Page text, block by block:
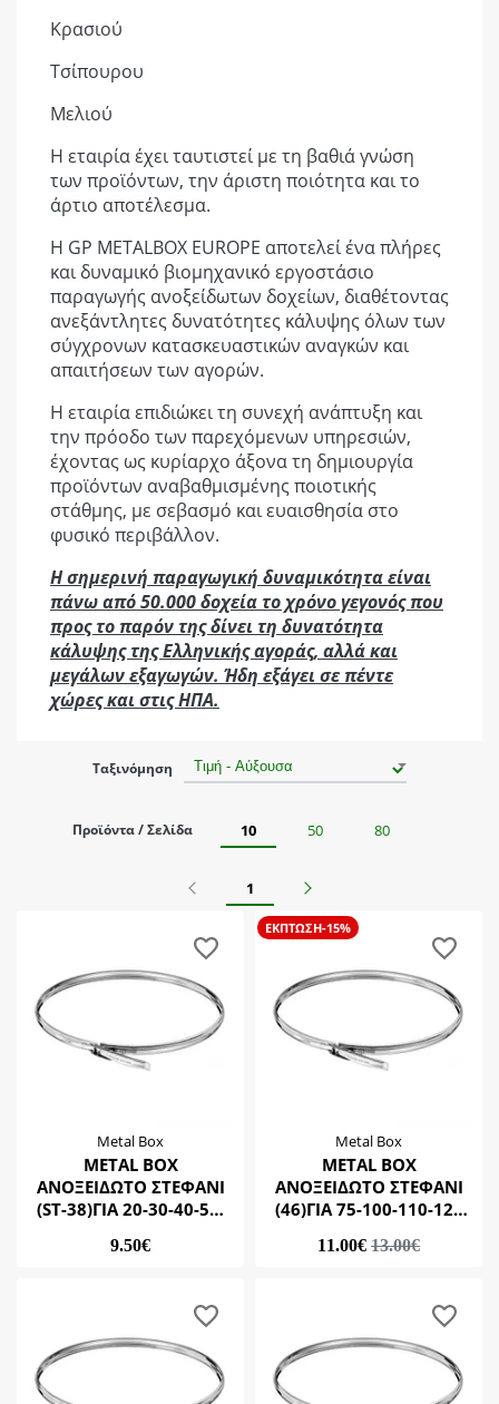
Κρασιού
Τσίπουρου
Μελιού
Η εταιρία έχει ταυτιστεί με τη βαθιά γνώση
των προϊόντων, την άριστη ποιότητα και το
άρτιο αποτέλεσμα.
Η GP METALBOX EUROPE αποτελεί ένα πλήρες
και δυναμικό βιομηχανικό εργοστάσιο
παραγωγής ανοξείδωτων δοχείων, διαθέτοντας
ανεξάντλητες δυνατότητες κάλυψης όλων των
σύγχρονων κατασκευαστικών αναγκών και
απαιτήσεων των αγορών.
Η εταιρία επιδιώκει τη συνεχή ανάπτυξη και
την πρόοδο των παρεχόμενων υπηρεσιών,
έχοντας ως κυρίαρχο άξονα τη δημιουργία
προϊόντων αναβαθμισμένης ποιοτικής
στάθμης, με σεβασμό και ευαισθησία στο
φυσικό περιβάλλον.
Η σημερινή παραγωγική δυναμικότητα είναι
πάνω από 50.000 δοχεία το χρόνο γεγονός που
προς το παρόν της δίνει τη δυνατότητα
κάλυψης της Ελληνικής αγοράς, αλλά και
μεγάλων εξαγωγών. Ήδη εξάγει σε πέντε
χώρες και στις ΗΠΑ.
Ταξινόμηση
Προϊόντα / Σελίδα 10 50 80
Προηγούμενο
1 Επόμενο
Metal Box
METAL BOX
ΑΝΟΞΕΙΔΩΤΟ ΣΤΕΦΑΝΙ
(ST-38)ΓΙΑ 20-30-40-50-
9.50€
ΕΚΠΤΩΣΗ-15%
Metal Box
METAL BOX
ΑΝΟΞΕΙΔΩΤΟ ΣΤΕΦΑΝΙ
(46)ΓΙΑ 75-100-110-125
11.00€ 13.00€